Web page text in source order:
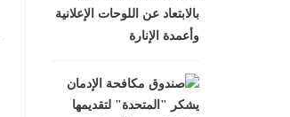
بالابتعاد عن اللوحات الإعلانية
وأعمدة الإنارة